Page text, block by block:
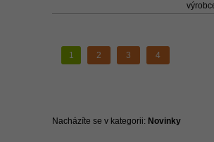
1 2 3 4
Nacházíte se v kategorii: Novinky